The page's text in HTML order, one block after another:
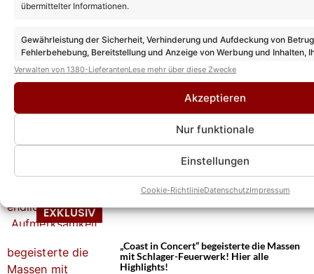
übermittelter Informationen.
Gewährleistung der Sicherheit, Verhinderung und Aufdeckung von
Fehlerbehebung, Bereitstellung und Anzeige von Werbung und Inhalten,
Entscheidungen zum Datenschutz speichern und übermitteln.
Verwalten von 1380-LieferantenLese mehr über diese Zwecke
Akzeptieren
Nur funktionale
Einstellungen
Cookie-RichtlinieDatenschutzImpressum
„Egmond aan Zee Schlagerfinale“: Diese
Schlagerreise mit Anna-Maria
Zimmermann und Jörg Bausch macht Lust
auf mehr
Anna-Maria Zimmermann: Große Pläne in
Afrika mit Mickie Krause – mit uns sprach
sie über ihre erste gemeinsame Schule
Anna-Maria Zimmermann über Linda Siu
und ihr Duett: Sie kriegt endlich die
„Aufmerksamkeit, die sie verdient hat“
„Coast in Concert“ begeisterte die Massen
mit Schlager-Feuerwerk! Hier alle
Highlights!